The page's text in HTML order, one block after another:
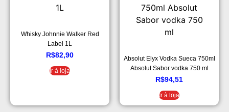
Whisky Johnnie Walker Red
Label 1L
R$82,90
Ir à loja
Absolut Elyx Vodka Sueca 750ml
Absolut Sabor vodka 750 ml
R$94,51
Ir à loja